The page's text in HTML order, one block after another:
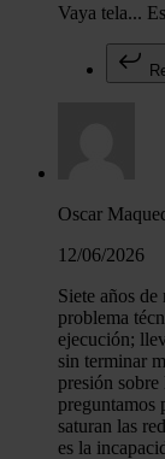
Vaya tela...
Oscar
12/06/2026
Siete años
problema
ejecución;
sin terminar
presión
preguntamos
saturan las
es la